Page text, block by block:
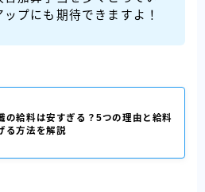
プにも期待できますよ！
の給料は安すぎる？5つの理由と給料
る方法を解説